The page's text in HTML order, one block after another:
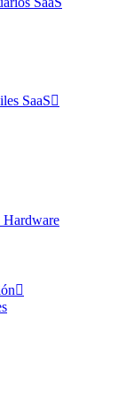
SaaS
Hardware